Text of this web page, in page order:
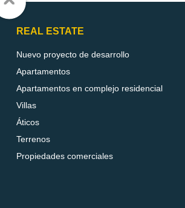
REAL ESTATE
Nuevo proyecto de desarrollo
Apartamentos
Apartamentos en complejo residencial
Villas
Áticos
Terrenos
Propiedades comerciales